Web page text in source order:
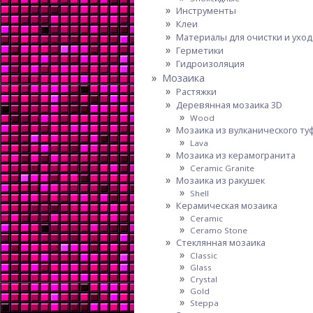
Инструменты
Клеи
Материалы для очистки и
Герметики
Гидроизоляция
Мозаика
Растяжки
Деревянная мозаика 3D
Wood
Мозаика из вулканического
Lava
Мозаика из керамогранита
Ceramic Granite
Мозаика из ракушек
Shell
Керамическая мозаика
Ceramic
Ceramo Stone
Стеклянная мозаика
Classic
Glass
Crystal
Gold
Steppa